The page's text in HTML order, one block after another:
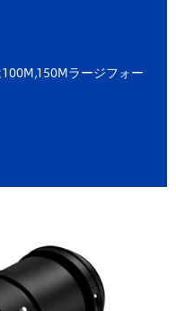
ラージフォー